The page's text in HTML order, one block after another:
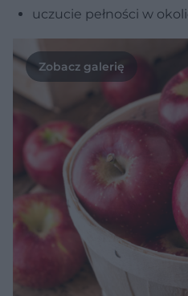
uczucie pełności w